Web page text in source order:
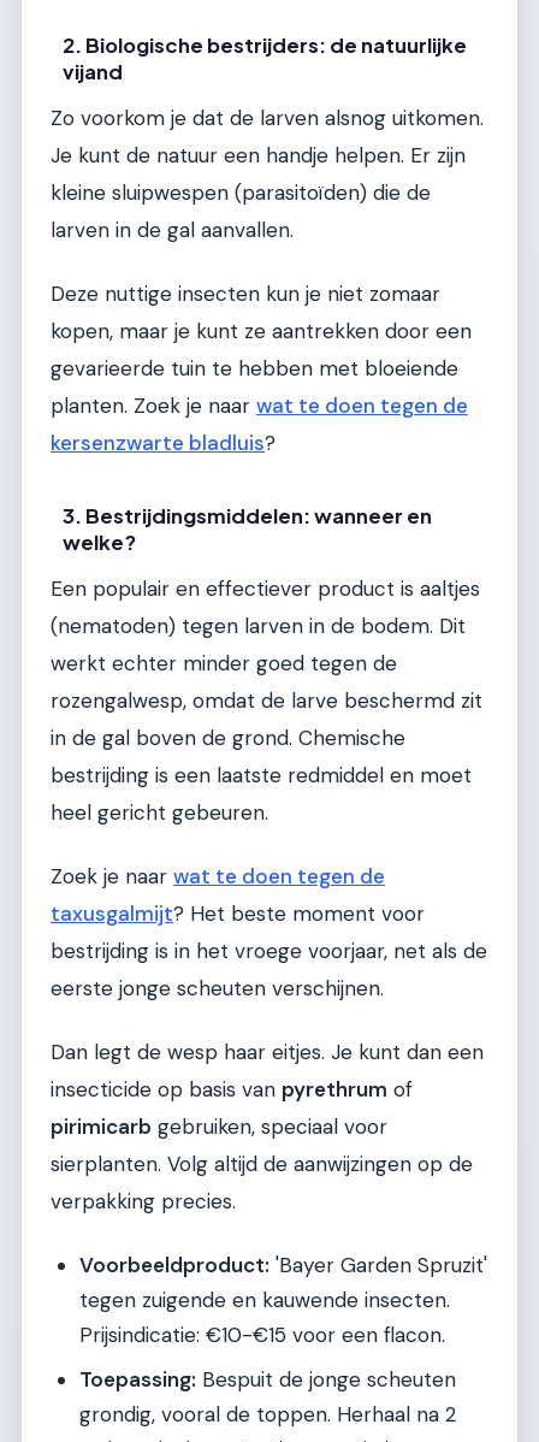
2. Biologische bestrijders: de natuurlijke
vijand
Zo voorkom je dat de larven alsnog uitkomen.
Je kunt de natuur een handje helpen. Er zijn
kleine sluipwespen (parasitoïden) die de
larven in de gal aanvallen.
Deze nuttige insecten kun je niet zomaar
kopen, maar je kunt ze aantrekken door een
gevarieerde tuin te hebben met bloeiende
planten. Zoek je naar wat te doen tegen de
kersenzwarte bladluis?
3. Bestrijdingsmiddelen: wanneer en
welke?
Een populair en effectiever product is aaltjes
(nematoden) tegen larven in de bodem. Dit
werkt echter minder goed tegen de
rozengalwesp, omdat de larve beschermd zit
in de gal boven de grond. Chemische
bestrijding is een laatste redmiddel en moet
heel gericht gebeuren.
Zoek je naar wat te doen tegen de
taxusgalmijt? Het beste moment voor
bestrijding is in het vroege voorjaar, net als de
eerste jonge scheuten verschijnen.
Dan legt de wesp haar eitjes. Je kunt dan een
insecticide op basis van pyrethrum of
pirimicarb gebruiken, speciaal voor
sierplanten. Volg altijd de aanwijzingen op de
verpakking precies.
Voorbeeldproduct: 'Bayer Garden Spruzit'
tegen zuigende en kauwende insecten.
Prijsindicatie: €10-€15 voor een flacon.
Toepassing: Bespuit de jonge scheuten
grondig, vooral de toppen. Herhaal na 2